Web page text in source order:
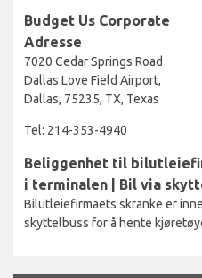
Budget Us Corporate
Adresse
7020 Cedar Springs Road
Dallas Love Field Airport,
Dallas, 75235, TX, Texas
Tel: 214-353-4940
Beliggenhet til
i terminalen | Bil via
Bilutleiefirmaets skranke er
skyttelbuss for å hente